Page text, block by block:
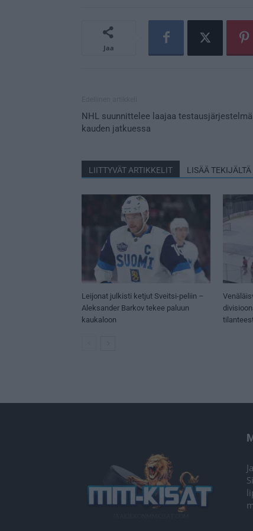
Jaa
NHL suunnittelee laajaa
kauden jatkuessa
LIITTYVÄT ARTIKKELIT LISÄÄ TEKIJÄLTÄ
Leijonat julkisti ketjut Sveitsi-peliin –
Aleksander Barkov tekee paluun
kaukaloon